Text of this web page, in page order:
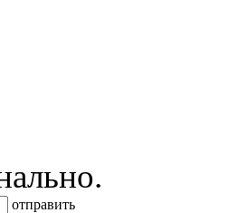
отправить